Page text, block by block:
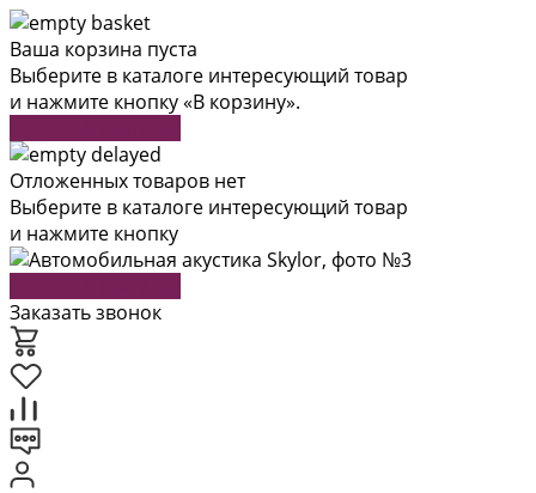
Ваша корзина пуста
Выберите в каталоге интересующий товар
и нажмите кнопку «В корзину».
Отложенных товаров нет
Выберите в каталоге интересующий товар
и нажмите кнопку
Заказать звонок